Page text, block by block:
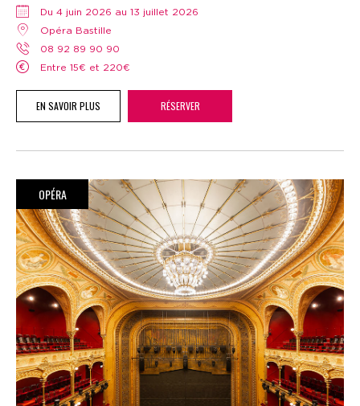
Du 4 juin 2026 au 13 juillet 2026
Opéra Bastille
08 92 89 90 90
Entre 15€ et 220€
EN SAVOIR PLUS RÉSERVER
OPÉRA